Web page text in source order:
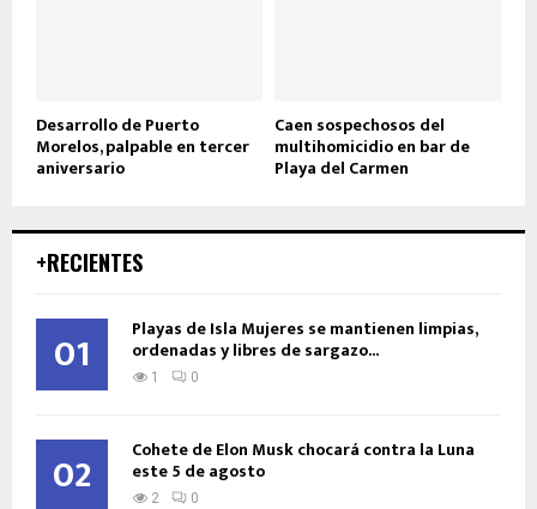
Desarrollo de Puerto
Morelos, palpable en tercer
aniversario
Caen sospechosos del
multihomicidio en bar de
Playa del Carmen
+RECIENTES
01 Playas de Isla Mujeres se mantienen limpias,
ordenadas y libres de sargazo...
1 0
02 Cohete de Elon Musk chocará contra la Luna
este 5 de agosto
2 0